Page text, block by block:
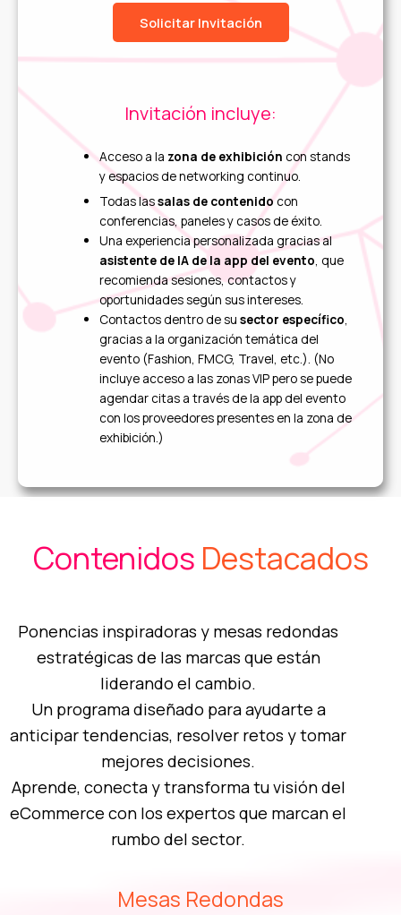
Solicitar Invitación
Invitación incluye:
Acceso a la zona de exhibición con stands
y espacios de networking continuo.
Todas lassalas de contenidocon
conferencias, paneles y casos de éxito.
Una experiencia personalizada gracias al
asistente de IA de la app del evento, que
recomienda sesiones, contactos y
oportunidades según sus intereses.
Contactos dentro de susector específico,
gracias a la organización temática del
evento (Fashion, FMCG, Travel, etc.). (No
incluye acceso a las zonas VIP pero se puede
agendar citas a través de la app del evento
con los proveedores presentes en la zona de
exhibición.)
Contenidos Destacados
Ponencias inspiradoras y mesas redondas
estratégicas de las marcas que están
liderando el cambio.
Un programa diseñado para ayudarte a
anticipar tendencias, resolver retos y tomar
mejores decisiones.
Aprende, conecta y transforma tu visión del
eCommerce con los expertos que marcan el
rumbo del sector.
Mesas Redondas